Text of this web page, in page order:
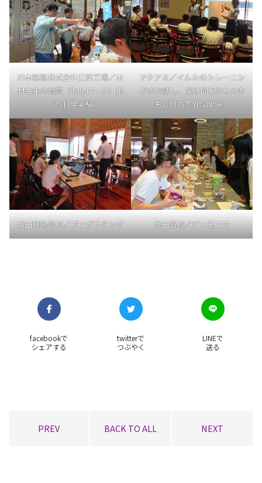
日本製紙株式会社江津工場／木
材由来の物質（セルロース）用
いた科学実験
アクアス／イルカのトレーニン
グのお話し、実は同じ⁉サメの
歯と肌の意外な関係、
益田翔陽高校／プログラミング 益田高校／ビー玉コマ
facebookで
シェアする
twitterで
つぶやく
LINEで
送る
PREV BACK TO ALL NEXT